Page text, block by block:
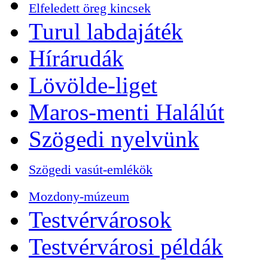
Elfeledett öreg kincsek
Turul labdajáték
Hírárudák
Lövölde-liget
Maros-menti Halálút
Szögedi nyelvünk
Szögedi vasút-emlékök
Mozdony-múzeum
Testvérvárosok
Testvérvárosi példák